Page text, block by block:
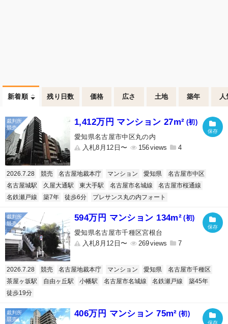
新着順 残り日数 価格 広さ 土地 築年 人
1,412万円 マンション 27m² (初)
愛知県名古屋市中区丸の内
入札8月12日〜
156 4
2026.7.28 競売 名古屋地裁本庁 マンション 愛知県
名古屋市中区
名古屋城駅
久屋大通駅 東大手駅 名古屋市名城線
名古屋市桜通線
名鉄瀬戸線
築7年 徒歩6分 プレサンス丸の内フォート
594万円 マンション 134m² (初)
愛知県名古屋市千種区宮根台
入札8月12日〜
269 7
2026.7.28 競売 名古屋地裁本庁 マンション 愛知県
名古屋市千種区
茶屋ヶ坂駅
自由ヶ丘駅 小幡駅 名古屋市名城線 名鉄瀬戸線
築45年
徒歩19分
406万円 マンション 75m² (初)